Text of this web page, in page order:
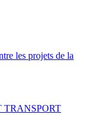
les projets de la
TRANSPORT